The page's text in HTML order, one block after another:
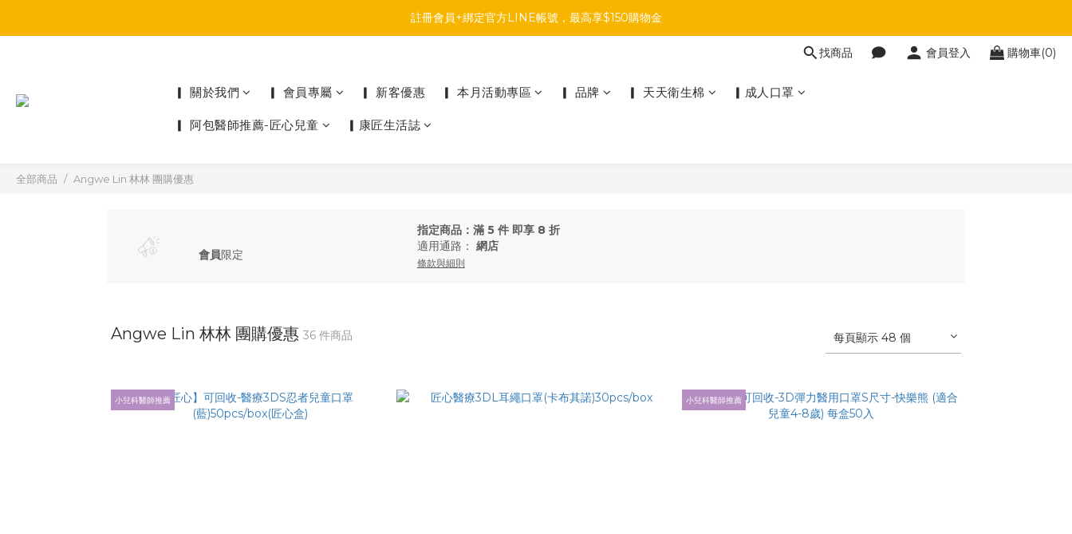
註冊會員+綁定官方LINE帳號，最高享$150購物金
註冊會員+綁定官方LINE帳號，最高享$150購物金
註冊會員+綁定官方LINE帳號，最高享$150購物金
找商品 會員登入 購物車(0)
▎ 關於我們 ▎ 會員專屬 ▎ 新客優惠 ▎ 本月活動專區 ▎ 品牌 ▎ 天天衛生棉 ▎成人口罩
▎ 阿包醫師推薦-匠心兒童 ▎康匠生活誌
全部商品 Angwe Lin 林林 團購優惠
會員限定
指定商品：滿 5 件 即享 8 折
適用通路： 網店
條款與細則
Angwe Lin 林林 團購優惠36 件商品 每頁顯示 48 個
小兒科醫師推薦 小兒科醫師推薦